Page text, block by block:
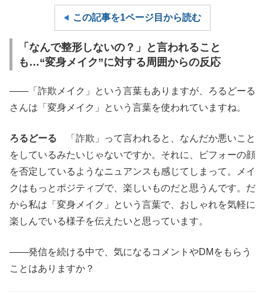
この記事を1ページ目から読む
「なんで整形しないの？」と言われること
も…“変身メイク”に対する周囲からの反応
――「詐欺メイク」という言葉もありますが、ろるどーる
さんは「変身メイク」という言葉を使われていますね。
ろるどーる 「詐欺」って言われると、なんだか悪いこと
をしているみたいじゃないですか。それに、ビフォーの顔
を否定しているようなニュアンスも感じてしまって。メイ
クはもっとポジティブで、楽しいものだと思うんです。だ
から私は「変身メイク」という言葉で、おしゃれを気軽に
楽しんでいる様子を伝えたいと思っています。
――発信を続ける中で、気になるコメントやDMをもらう
ことはありますか？